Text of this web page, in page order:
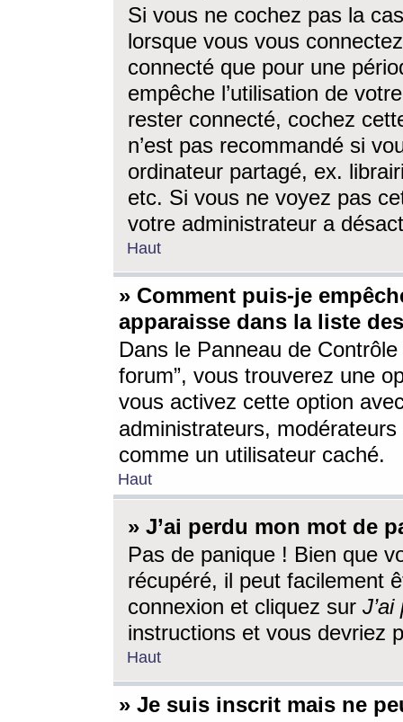
Si vous ne cochez pas la
lorsque vous vous
connecté que pour une
empêche l’utilisation de
rester connecté, cochez
n’est pas recommandé si
ordinateur partagé, ex.
etc. Si vous ne voyez pas
votre administrateur a
Haut
» Comment puis-je
apparaisse dans la liste
Dans le Panneau de
forum”, vous trouverez une
vous activez cette option
administrateurs,
comme un utilisateur caché.
Haut
» J’ai perdu mon mot de
Pas de panique ! Bien que
récupéré, il peut facilement
connexion et cliquez sur
instructions et vous devriez
Haut
» Je suis inscrit mais ne